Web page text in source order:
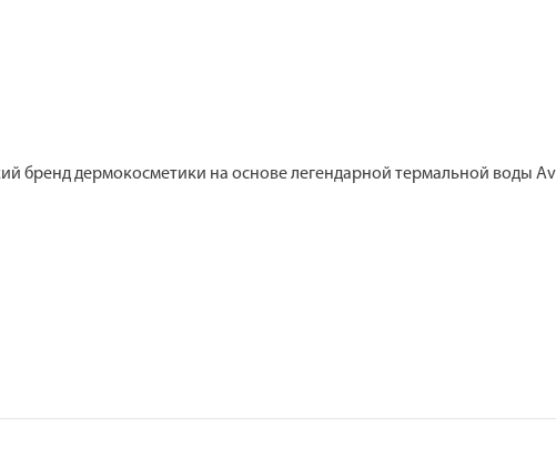
бренд дермокосметики на основе легендарной термальной воды